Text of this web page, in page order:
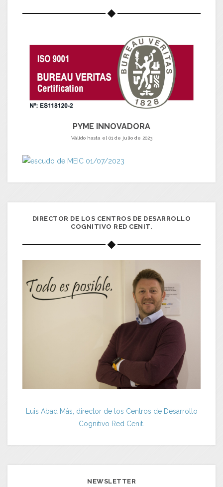
PYME INNOVADORA
Válido hasta el 01 de julio de 2023
DIRECTOR DE LOS CENTROS DE DESARROLLO
COGNITIVO RED CENIT.
Luis Abad Más, director de los Centros de Desarrollo
Cognitivo Red Cenit.
NEWSLETTER